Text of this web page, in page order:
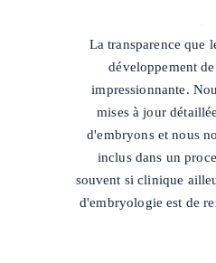
La transparence que
développement
impressionnante.
mises à jour
d'embryons et nous
inclus dans un
souvent si clinique
d'embryologie est de